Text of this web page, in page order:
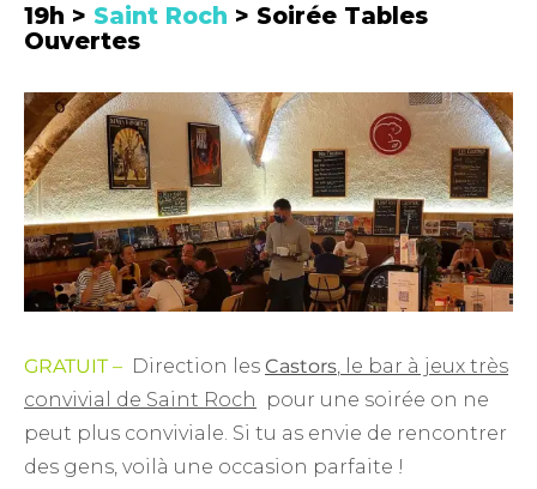
19h > Saint Roch > Soirée Tables
Ouvertes
GRATUIT – Direction les Castors, le bar à jeux très
convivial de Saint Roch
pour une soirée on ne
peut plus conviviale. Si tu as envie de rencontrer
des gens, voilà une occasion parfaite !